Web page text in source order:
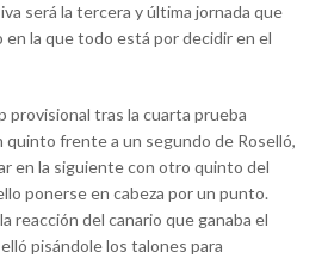
será la tercera y última jornada que
la que todo está por decidir en el
provisional tras la cuarta prueba
quinto frente a un segundo de Roselló,
en la siguiente con otro quinto del
ponerse en cabeza por un punto.
reacción del canario que ganaba el
pisándole los talones para